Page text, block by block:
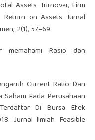
Assets Turnover, Firm
on Assets. Jurnal
2(1), 57–69.
memahami Rasio dan
Current Ratio Dan
Pada Perusahaan
Di Bursa Efek
Jurnal Ilmiah Feasible